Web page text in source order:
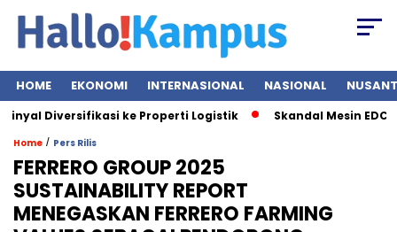
HOME EKONOMI INTERNASIONAL NASIONAL
Diversifikasi ke Properti Logistik Skandal Mesin EDC
Home / Pers Rilis
FERRERO GROUP 2025
SUSTAINABILITY REPORT
MENEGASKAN FERRERO FARMING